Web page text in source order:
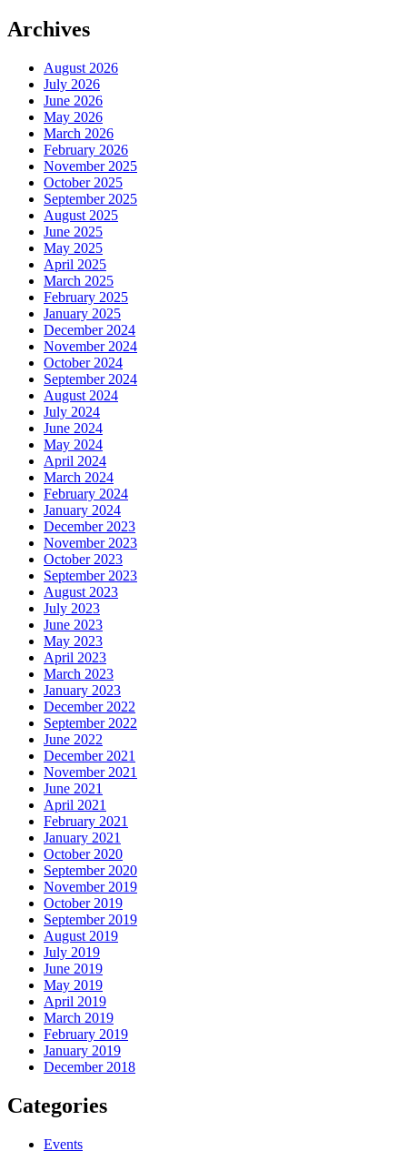
Archives
August 2026
July 2026
June 2026
May 2026
March 2026
February 2026
November 2025
October 2025
September 2025
August 2025
June 2025
May 2025
April 2025
March 2025
February 2025
January 2025
December 2024
November 2024
October 2024
September 2024
August 2024
July 2024
June 2024
May 2024
April 2024
March 2024
February 2024
January 2024
December 2023
November 2023
October 2023
September 2023
August 2023
July 2023
June 2023
May 2023
April 2023
March 2023
January 2023
December 2022
September 2022
June 2022
December 2021
November 2021
June 2021
April 2021
February 2021
January 2021
October 2020
September 2020
November 2019
October 2019
September 2019
August 2019
July 2019
June 2019
May 2019
April 2019
March 2019
February 2019
January 2019
December 2018
Categories
Events